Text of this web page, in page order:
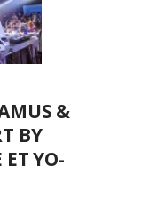
&
BY
ET YO-